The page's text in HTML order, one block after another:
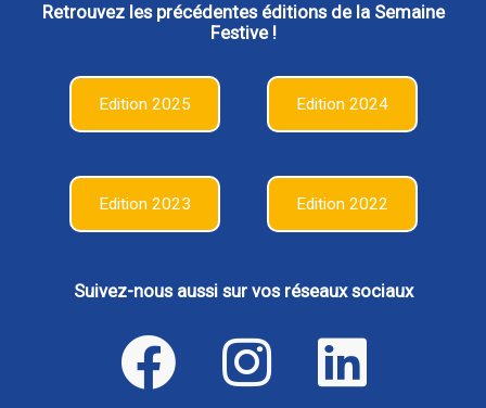
Retrouvez les précédentes éditions de la Semaine
Festive !
Edition 2025 Edition 2024
Edition 2023 Edition 2022
Suivez-nous aussi sur vos réseaux sociaux